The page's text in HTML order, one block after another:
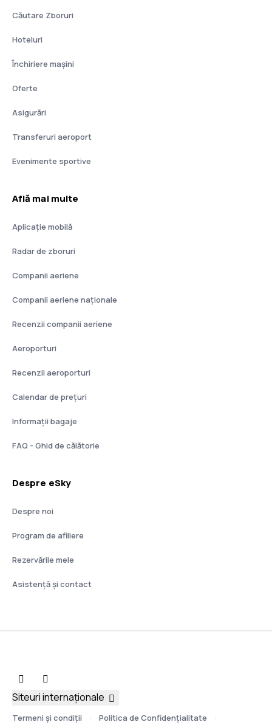
Căutare Zboruri
Hoteluri
Închiriere mașini
Oferte
Asigurări
Transferuri aeroport
Evenimente sportive
Află mai multe
Aplicație mobilă
Radar de zboruri
Companii aeriene
Companii aeriene naţionale
Recenzii companii aeriene
Aeroporturi
Recenzii aeroporturi
Calendar de prețuri
Informații bagaje
FAQ - Ghid de călătorie
Despre eSky
Despre noi
Program de afiliere
Rezervările mele
Asistenţă şi contact
Termeni şi condiţii Politica de Confidențialitate
Siteuri internaționale